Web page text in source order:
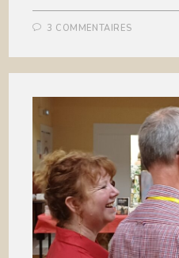
3 COMMENTAIRES